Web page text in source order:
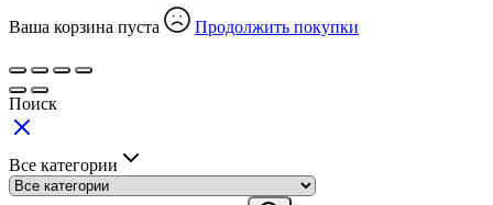
Ваша корзина пуста Продолжить покупки
Поиск
Все категории